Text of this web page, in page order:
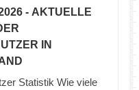
- AKTUELLE
IN
Statistik Wie viele